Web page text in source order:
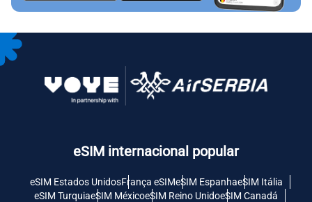
eSIM internacional popular
eSIM Estados UnidosFrança eSIMeSIM EspanhaeSIM Itália
eSIM TurquiaeSIM MéxicoeSIM Reino UnidoeSIM Canadá